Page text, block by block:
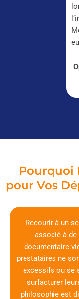
Pourquoi
pour Vos
Recourir à un
associé à de
documentaire
prestataires ne
excessifs ou se
surfacturer
philosophie est